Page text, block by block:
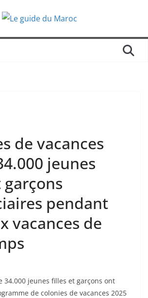
de vacances
jeunes
pendant
vacances de
34.000 jeunes filles et garçons ont
de colonies de vacances 2025